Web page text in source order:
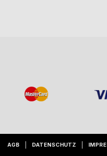
AGB DATENSCHUTZ